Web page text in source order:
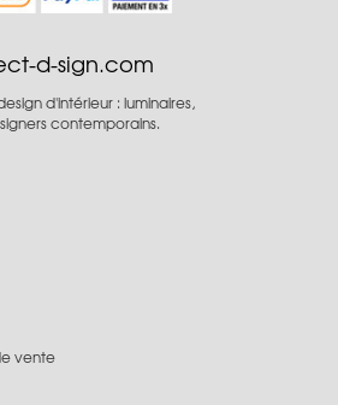
d-sign.com
d'intérieur : luminaires,
contemporains.
vente